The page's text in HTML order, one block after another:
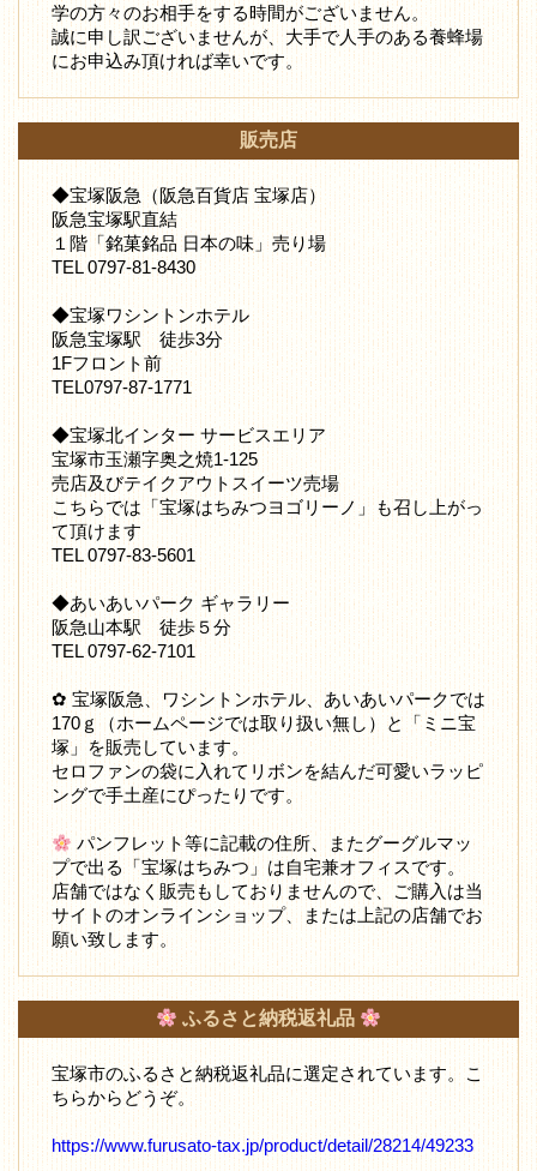
学の方々のお相手をする時間がございません。
誠に申し訳ございませんが、大手で人手のある養蜂場
にお申込み頂ければ幸いです。
販売店
◆宝塚阪急（阪急百貨店 宝塚店）
阪急宝塚駅直結
１階「銘菓銘品 日本の味」売り場
TEL 0797-81-8430
◆宝塚ワシントンホテル
阪急宝塚駅 徒歩3分
1Fフロント前
TEL0797-87-1771
◆宝塚北インター サービスエリア
宝塚市玉瀬字奥之焼1-125
売店及びテイクアウトスイーツ売場
こちらでは「宝塚はちみつヨゴリーノ」も召し上がっ
て頂けます
TEL 0797-83-5601
◆あいあいパーク ギャラリー
阪急山本駅 徒歩５分
TEL 0797-62-7101
✿ 宝塚阪急、ワシントンホテル、あいあいパークでは
170ｇ（ホームページでは取り扱い無し）と「ミニ宝
塚」を販売しています。
セロファンの袋に入れてリボンを結んだ可愛いラッピ
ングで手土産にぴったりです。
パンフレット等に記載の住所、またグーグルマッ
プで出る「宝塚はちみつ」は自宅兼オフィスです。
店舗ではなく販売もしておりませんので、ご購入は当
サイトのオンラインショップ、または上記の店舗でお
願い致します。
ふるさと納税返礼品
宝塚市のふるさと納税返礼品に選定されています。こ
ちらからどうぞ。
https://www.furusato-tax.jp/product/detail/28214/49233